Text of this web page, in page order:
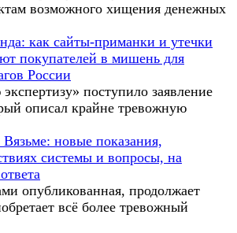
возможного хищения денежных
как сайты-приманки и утечки
покупателей в мишень для
России
поступило заявление
описал крайне тревожную
новые показания,
системы и вопросы, на
опубликованная, продолжает
всё более тревожный